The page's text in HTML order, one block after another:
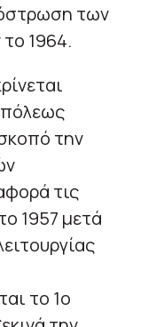
των
1964.
την
τις
1957 μετά
το 1ο